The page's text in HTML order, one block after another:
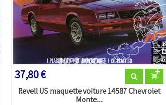
37,80 €
Revell US maquette voiture 14587 Chevrolet
Monte...